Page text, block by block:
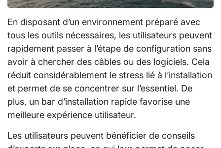
En disposant d’un environnement préparé avec
tous les outils nécessaires, les utilisateurs peuvent
rapidement passer à l’étape de configuration sans
avoir à chercher des câbles ou des logiciels. Cela
réduit considérablement le stress lié à l’installation
et permet de se concentrer sur l’essentiel. De
plus, un bar d’installation rapide favorise une
meilleure expérience utilisateur.
Les utilisateurs peuvent bénéficier de conseils